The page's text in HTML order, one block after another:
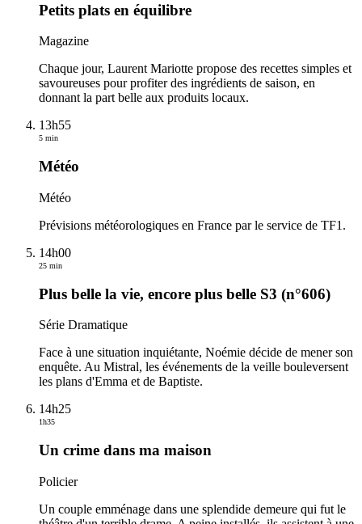
Petits plats en équilibre
Magazine
Chaque jour, Laurent Mariotte propose des recettes simples et
savoureuses pour profiter des ingrédients de saison, en
donnant la part belle aux produits locaux.
13h55
5 min
Météo
Météo
Prévisions météorologiques en France par le service de TF1.
14h00
25 min
Plus belle la vie, encore plus belle S3 (n°606)
Série Dramatique
Face à une situation inquiétante, Noémie décide de mener son
enquête. Au Mistral, les événements de la veille bouleversent
les plans d'Emma et de Baptiste.
14h25
1h35
Un crime dans ma maison
Policier
Un couple emménage dans une splendide demeure qui fut le